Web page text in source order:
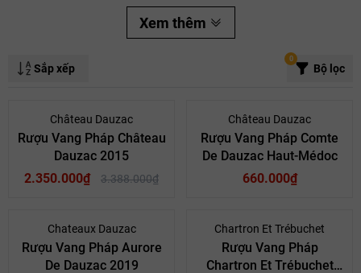
Mã giảm giá:
Điều kiện:
Rượu vang Pháp
Xem thêm
Sắp xếp Bộ lọc
0
Château Dauzac
Rượu Vang Pháp Château
Dauzac 2015
2.350.000₫
3.388.000₫
Château Dauzac
Rượu Vang Pháp Comte
De Dauzac Haut-Médoc
660.000₫
Chateaux Dauzac
Rượu Vang Pháp Aurore
De Dauzac 2019
Chartron Et Trébuchet
Rượu Vang Pháp
Chartron Et Trébuchet